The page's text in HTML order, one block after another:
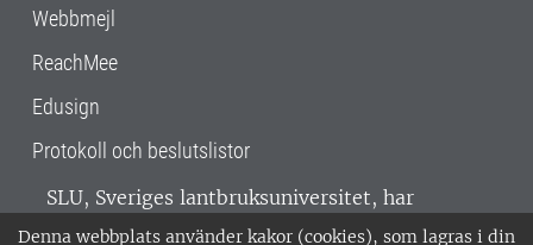
Denna webbplats använder kakor (cookies), som lagras i din
Webbmejl
ReachMee
Edusign
Protokoll och beslutslistor
SLU, Sveriges lantbruksuniversitet, har
verksamhet över hela Sverige. Huvudorter är